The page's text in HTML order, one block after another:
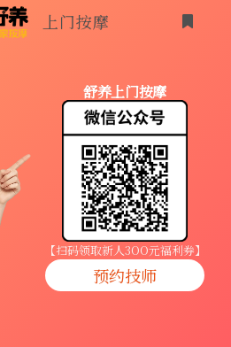
上门按摩
舒养上门按摩
【扫码领取新人3OO元福利券】
预约技师